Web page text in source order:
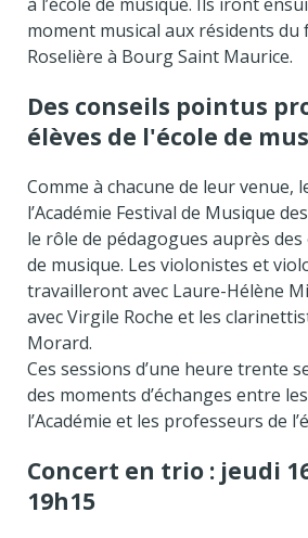
moment musical aux résidents du
Roselière à Bourg Saint Maurice.
Des conseils pointus
élèves de l'école de
Comme à chacune de leur venue,
l’Académie Festival de Musique
le rôle de pédagogues auprès des
de musique. Les violonistes et
travailleront avec Laure-Hélène
avec Virgile Roche et les
Morard.
Ces sessions d’une heure trente
des moments d’échanges entre
l’Académie et les professeurs de
Concert en trio : jeudi
19h15